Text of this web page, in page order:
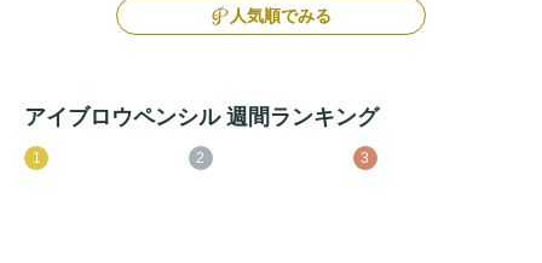
人気順でみる
アイブロウペンシル 週間ランキング
1 2 3